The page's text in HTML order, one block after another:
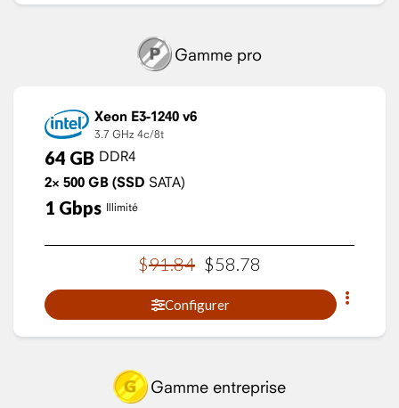
Gamme pro
Xeon E3-1240 v6
3.7 GHz 4c/8t
64 GB DDR4
2× 500 GB (SSD SATA)
1 Gbps Illimité
$91.84 $58.78
Configurer
Gamme entreprise